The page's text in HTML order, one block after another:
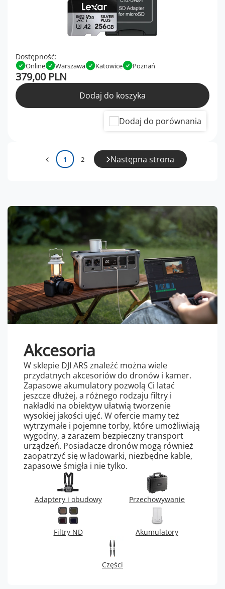
Akcesoria
W sklepie DJI ARS znaleźć można wiele
przydatnych akcesoriów do dronów i kamer.
Zapasowe akumulatory pozwolą Ci latać
jeszcze dłużej, a różnego rodzaju filtry i
nakładki na obiektyw ułatwią tworzenie
wysokiej jakości ujęć. W ofercie mamy też
wytrzymałe i pojemne torby, które umożliwiają
wygodny, a zarazem bezpieczny transport
urządzeń. Posiadacze dronów mogą również
zaopatrzyć się w ładowarki, niezbędne kable,
zapasowe śmigła i nie tylko.
Adaptery i obudowy Przechowywanie
Filtry ND Akumulatory
Części
Dostępność:
Online Warszawa Katowice Poznań
379,00 PLN
Dodaj do koszyka
Dodaj do porównania
1 2 Następna strona